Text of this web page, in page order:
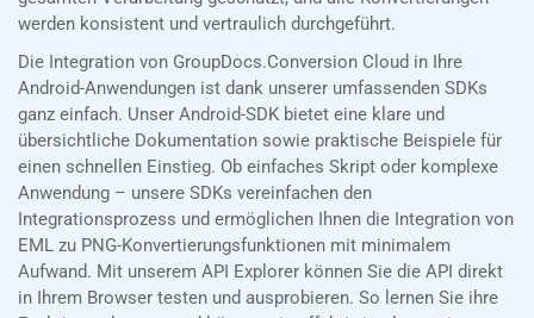
werden konsistent und vertraulich durchgeführt.
Die Integration von GroupDocs.Conversion Cloud in Ihre
Android-Anwendungen ist dank unserer umfassenden SDKs
ganz einfach. Unser Android-SDK bietet eine klare und
übersichtliche Dokumentation sowie praktische Beispiele für
einen schnellen Einstieg. Ob einfaches Skript oder komplexe
Anwendung – unsere SDKs vereinfachen den
Integrationsprozess und ermöglichen Ihnen die Integration von
EML zu PNG-Konvertierungsfunktionen mit minimalem
Aufwand. Mit unserem API Explorer können Sie die API direkt
in Ihrem Browser testen und ausprobieren. So lernen Sie ihre